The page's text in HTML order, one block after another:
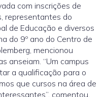
com inscrições de
representantes do
de Educação e diversos
do 9º ano do Centro de
mencionou
anseiam. “Um campus
a qualificação para o
que cursos na área de
comentou.